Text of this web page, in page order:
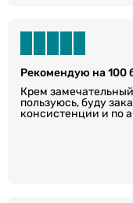
Рекомендую на 100
Крем
пользуюсь, буду
консистенции и по